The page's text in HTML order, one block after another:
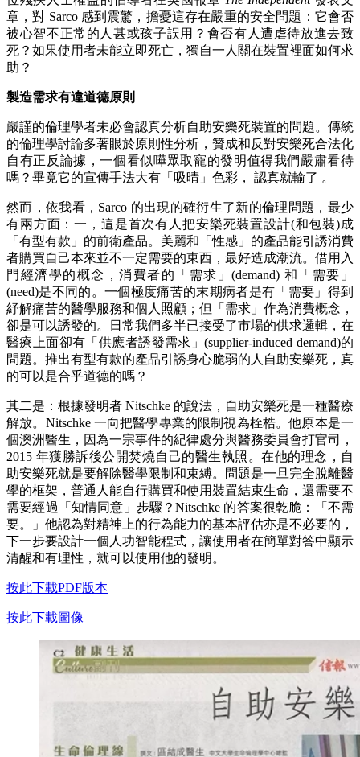
章，對 Sarco 感到震驚，擔憂這存在嚴重的安全問題：它會否
被心智不正常的人甚或孩子誤用？會否有人遭虐待放進去致
死？如果使用者未能立即死亡，獨自一人關在裝置裡面如何求
助？
製造需求有違道德原則
嚴謹的倫理學者未必會認真分析自助安樂死裝置的問題。傳統
的倫理學討論多著眼於原則性分析，贊成和反對安樂死合法化
自有正反論據，一個看似嘩眾取寵的發明值得我們嚴肅看待
嗎？畢竟它的宣傳手法大有「吸晴」色彩， 認真就輸了 。
然而，依我看，Sarco 的出現的確衍生了新的倫理問題，最少
有兩方面：一，這是首次有人把安樂死裝置設計(和包裝)成
「有型有款」的前衛產品。美麗和「性感」的產品能引誘消費
者購買自己本來並不一定需要的東西，最好造成潮流。借用入
門經濟學的概念，消費者的「需求」(demand) 和「需要」
(need)是不同的。一個極度痛苦的末期病者是有「需要」得到
紓解痛苦的醫學服務和個人照顧；但「需求」作為消費概念，
卻是可以誘發的。日常我們多半已接受了市場的供求邏輯，在
醫療上面卻有「供應者誘發需求」(supplier-induced demand)的
問題。推出有型有款的產品引誘身心脆弱的人自助安樂死，真
的可以是合乎道德的嗎？
其二是：根據發明者 Nitschke 的說法，自助安樂死是一種醫療
解放。Nitschke 一向把醫學專業的限制視為桎梏。他原本是一
個澳洲醫生，因為一宗事件的紀律處分與醫務委員會打官司，
2015 年獲勝訴後公開焚燒自己的醫生執照。在他的理念，自
助安樂死就是要解除醫學限制和束縛。問題是一旦完全脫離醫
學的框架，普通人能自行購買和使用裝置結束生命，還需要不
需要經過「知情同意」步驟？Nitschke 的答案很乾脆：「不需
要。」他認為對精神上的行為能力的基本評估亦是不必要的，
下一步要設計一個人功智能程式，讓使用者在簡單對答中顯示
清醒和有理性，就可以使用他的發明。
按此下載PDF版本
按此下載圖像